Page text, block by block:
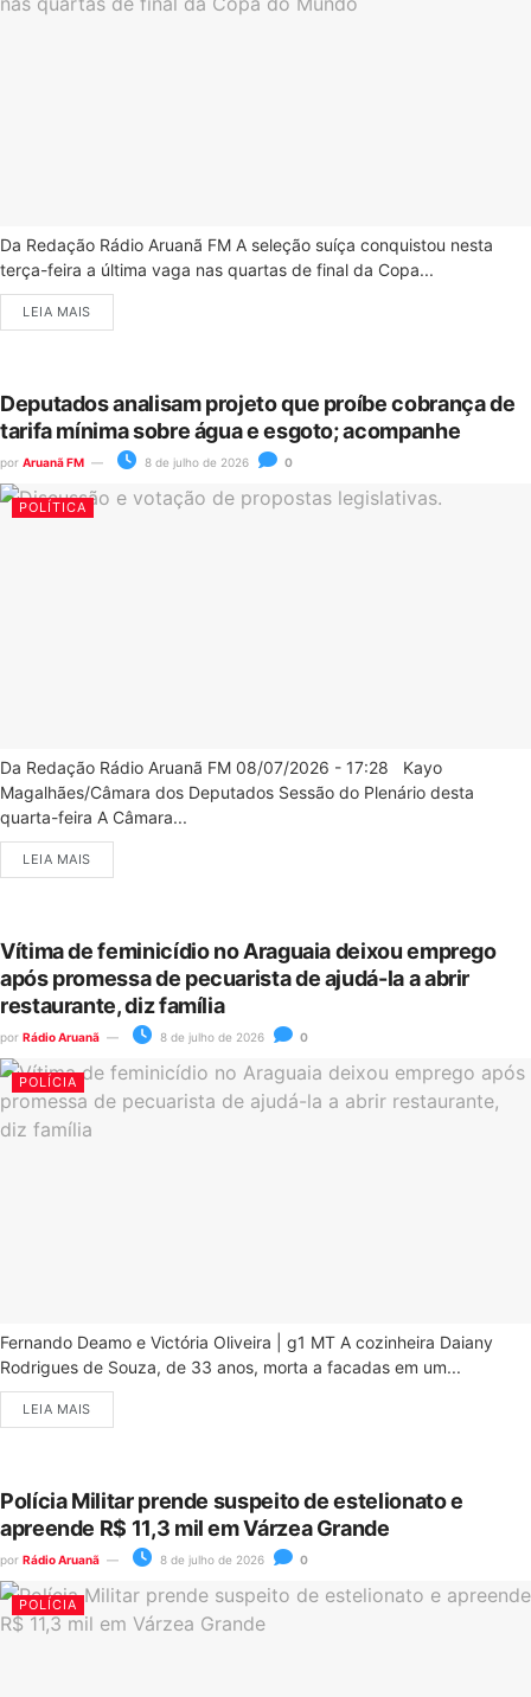
Da Redação Rádio Aruanã FM A seleção suíça conquistou nesta
terça-feira a última vaga nas quartas de final da Copa...
LEIA MAIS
Deputados analisam projeto que proíbe cobrança de
tarifa mínima sobre água e esgoto; acompanhe
por Aruanã FM 8 de julho de 2026 0
POLÍTICA
Da Redação Rádio Aruanã FM 08/07/2026 - 17:28 Kayo
Magalhães/Câmara dos Deputados Sessão do Plenário desta
quarta-feira A Câmara...
LEIA MAIS
Vítima de feminicídio no Araguaia deixou emprego
após promessa de pecuarista de ajudá-la a abrir
restaurante, diz família
por Rádio Aruanã 8 de julho de 2026 0
POLÍCIA
Fernando Deamo e Victória Oliveira | g1 MT A cozinheira Daiany
Rodrigues de Souza, de 33 anos, morta a facadas em um...
LEIA MAIS
Polícia Militar prende suspeito de estelionato e
apreende R$ 11,3 mil em Várzea Grande
por Rádio Aruanã 8 de julho de 2026 0
POLÍCIA